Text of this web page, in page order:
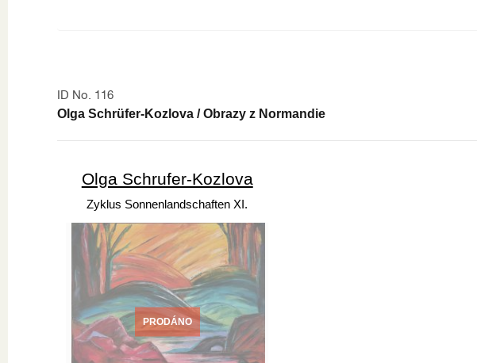
ID No. 116
Olga Schrüfer-Kozlova / Obrazy z Normandie
Olga Schrufer-Kozlova
Zyklus Sonnenlandschaften XI.
PRODÁNO